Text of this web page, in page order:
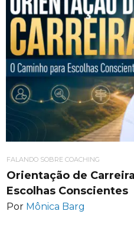
FALANDO SOBRE COACHING
Orientação de
Escolhas Conscientes
Por Mônica Barg